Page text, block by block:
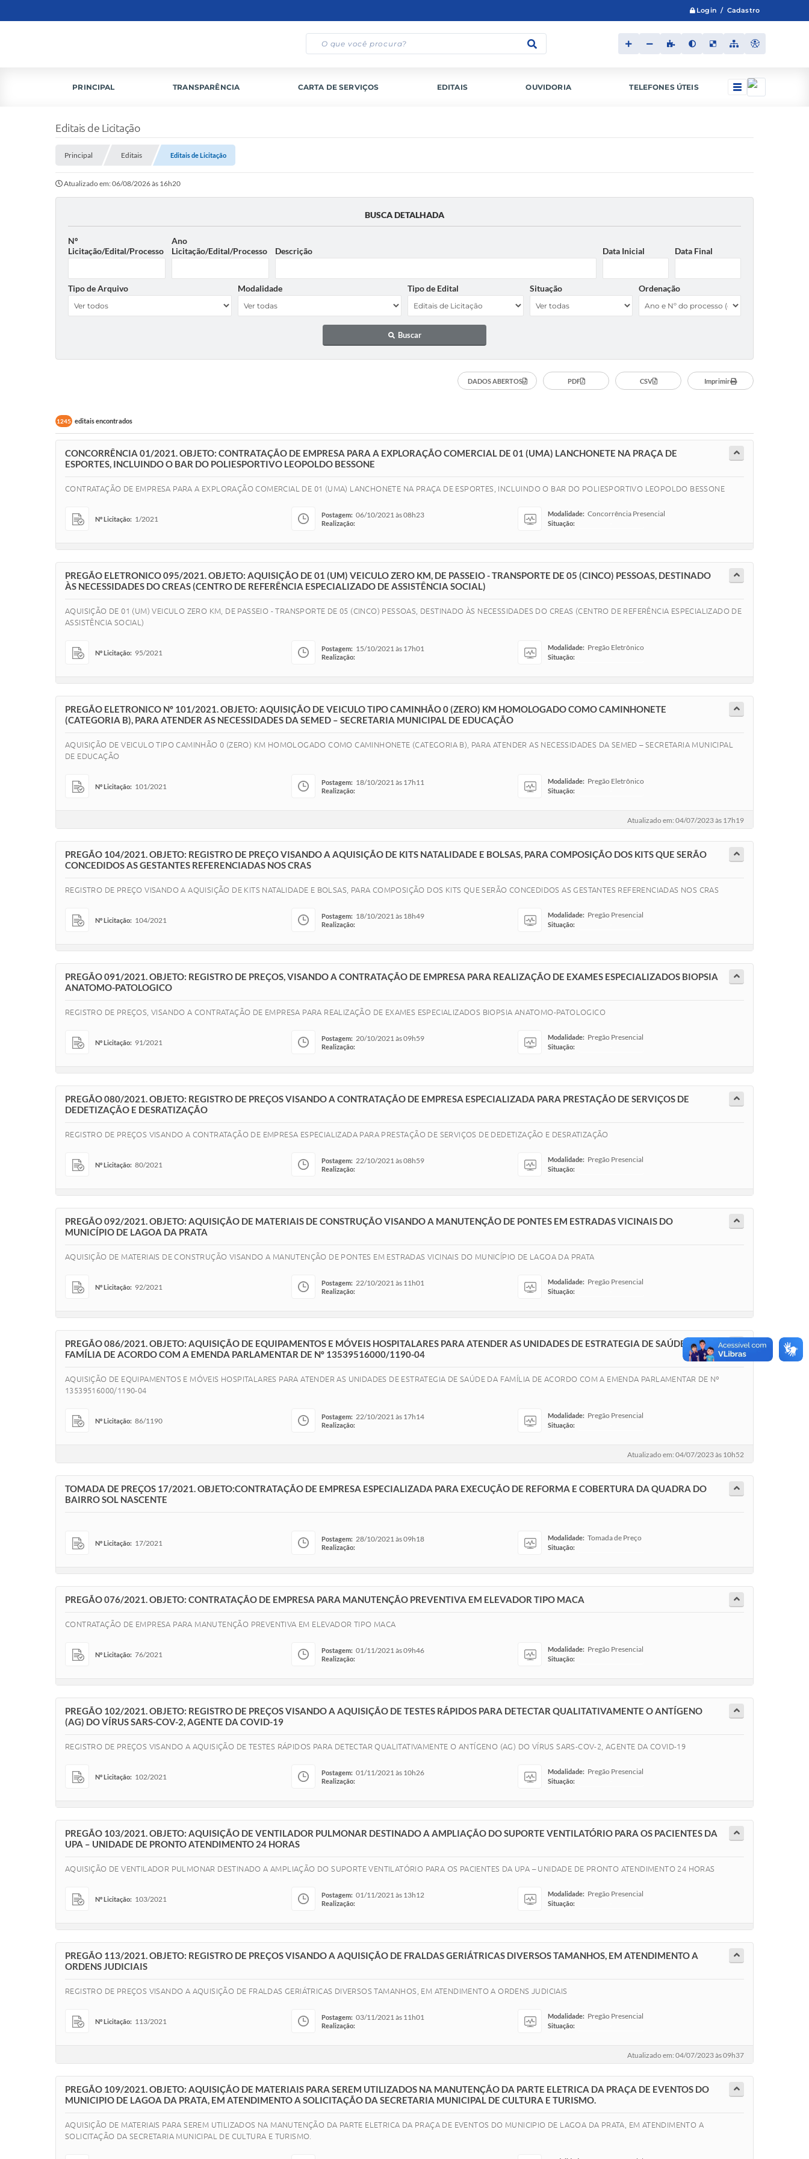
Login / Cadastro
PRINCIPAL TRANSPARÊNCIA CARTA DE SERVIÇOS EDITAIS OUVIDORIA TELEFONES ÚTEIS
Editais de Licitação
Principal Editais Editais de Licitação
Atualizado em: 06/08/2026 às 16h20
BUSCA DETALHADA
Nº
Licitação/Edital/Processo
Ano
Licitação/Edital/Processo
Descrição Data Inicial Data Final
Tipo de Arquivo Modalidade Tipo de Edital Situação Ordenação
Buscar
DADOS ABERTOS PDF CSV Imprimir
1245 editais encontrados
CONCORRÊNCIA 01/2021. OBJETO: CONTRATAÇÃO DE EMPRESA PARA A EXPLORAÇÃO COMERCIAL DE 01 (UMA) LANCHONETE NA PRAÇA DE
ESPORTES, INCLUINDO O BAR DO POLIESPORTIVO LEOPOLDO BESSONE
CONTRATAÇÃO DE EMPRESA PARA A EXPLORAÇÃO COMERCIAL DE 01 (UMA) LANCHONETE NA PRAÇA DE ESPORTES, INCLUINDO O BAR DO POLIESPORTIVO LEOPOLDO BESSONE
Nº Licitação: 1/2021 Postagem: 06/10/2021 às 08h23
Realização:
Modalidade: Concorrência Presencial
Situação:
PREGÃO ELETRONICO 095/2021. OBJETO: AQUISIÇÃO DE 01 (UM) VEICULO ZERO KM, DE PASSEIO - TRANSPORTE DE 05 (CINCO) PESSOAS, DESTINADO
ÀS NECESSIDADES DO CREAS (CENTRO DE REFERÊNCIA ESPECIALIZADO DE ASSISTÊNCIA SOCIAL)
AQUISIÇÃO DE 01 (UM) VEICULO ZERO KM, DE PASSEIO - TRANSPORTE DE 05 (CINCO) PESSOAS, DESTINADO ÀS NECESSIDADES DO CREAS (CENTRO DE REFERÊNCIA ESPECIALIZADO DE
ASSISTÊNCIA SOCIAL)
Nº Licitação: 95/2021 Postagem: 15/10/2021 às 17h01
Realização:
Modalidade: Pregão Eletrônico
Situação:
PREGÃO ELETRONICO Nº 101/2021. OBJETO: AQUISIÇÃO DE VEICULO TIPO CAMINHÃO 0 (ZERO) KM HOMOLOGADO COMO CAMINHONETE
(CATEGORIA B), PARA ATENDER AS NECESSIDADES DA SEMED – SECRETARIA MUNICIPAL DE EDUCAÇÃO
AQUISIÇÃO DE VEICULO TIPO CAMINHÃO 0 (ZERO) KM HOMOLOGADO COMO CAMINHONETE (CATEGORIA B), PARA ATENDER AS NECESSIDADES DA SEMED – SECRETARIA MUNICIPAL
DE EDUCAÇÃO
Nº Licitação: 101/2021 Postagem: 18/10/2021 às 17h11
Realização:
Modalidade: Pregão Eletrônico
Situação:
Atualizado em: 04/07/2023 às 17h19
PREGÃO 104/2021. OBJETO: REGISTRO DE PREÇO VISANDO A AQUISIÇÃO DE KITS NATALIDADE E BOLSAS, PARA COMPOSIÇÃO DOS KITS QUE SERÃO
CONCEDIDOS AS GESTANTES REFERENCIADAS NOS CRAS
REGISTRO DE PREÇO VISANDO A AQUISIÇÃO DE KITS NATALIDADE E BOLSAS, PARA COMPOSIÇÃO DOS KITS QUE SERÃO CONCEDIDOS AS GESTANTES REFERENCIADAS NOS CRAS
Nº Licitação: 104/2021 Postagem: 18/10/2021 às 18h49
Realização:
Modalidade: Pregão Presencial
Situação:
PREGÃO 091/2021. OBJETO: REGISTRO DE PREÇOS, VISANDO A CONTRATAÇÃO DE EMPRESA PARA REALIZAÇÃO DE EXAMES ESPECIALIZADOS BIOPSIA
ANATOMO-PATOLOGICO
REGISTRO DE PREÇOS, VISANDO A CONTRATAÇÃO DE EMPRESA PARA REALIZAÇÃO DE EXAMES ESPECIALIZADOS BIOPSIA ANATOMO-PATOLOGICO
Nº Licitação: 91/2021 Postagem: 20/10/2021 às 09h59
Realização:
Modalidade: Pregão Presencial
Situação:
PREGÃO 080/2021. OBJETO: REGISTRO DE PREÇOS VISANDO A CONTRATAÇÃO DE EMPRESA ESPECIALIZADA PARA PRESTAÇÃO DE SERVIÇOS DE
DEDETIZAÇÃO E DESRATIZAÇÃO
REGISTRO DE PREÇOS VISANDO A CONTRATAÇÃO DE EMPRESA ESPECIALIZADA PARA PRESTAÇÃO DE SERVIÇOS DE DEDETIZAÇÃO E DESRATIZAÇÃO
Nº Licitação: 80/2021 Postagem: 22/10/2021 às 08h59
Realização:
Modalidade: Pregão Presencial
Situação:
PREGÃO 092/2021. OBJETO: AQUISIÇÃO DE MATERIAIS DE CONSTRUÇÃO VISANDO A MANUTENÇÃO DE PONTES EM ESTRADAS VICINAIS DO
MUNICÍPIO DE LAGOA DA PRATA
AQUISIÇÃO DE MATERIAIS DE CONSTRUÇÃO VISANDO A MANUTENÇÃO DE PONTES EM ESTRADAS VICINAIS DO MUNICÍPIO DE LAGOA DA PRATA
Nº Licitação: 92/2021 Postagem: 22/10/2021 às 11h01
Realização:
Modalidade: Pregão Presencial
Situação:
PREGÃO 086/2021. OBJETO: AQUISIÇÃO DE EQUIPAMENTOS E MÓVEIS HOSPITALARES PARA ATENDER AS UNIDADES DE ESTRATEGIA DE SAÚDE DA
FAMÍLIA DE ACORDO COM A EMENDA PARLAMENTAR DE Nº 13539516000/1190-04
AQUISIÇÃO DE EQUIPAMENTOS E MÓVEIS HOSPITALARES PARA ATENDER AS UNIDADES DE ESTRATEGIA DE SAÚDE DA FAMÍLIA DE ACORDO COM A EMENDA PARLAMENTAR DE Nº
13539516000/1190-04
Nº Licitação: 86/1190 Postagem: 22/10/2021 às 17h14
Realização:
Modalidade: Pregão Presencial
Situação:
Atualizado em: 04/07/2023 às 10h52
TOMADA DE PREÇOS 17/2021. OBJETO:CONTRATAÇÃO DE EMPRESA ESPECIALIZADA PARA EXECUÇÃO DE REFORMA E COBERTURA DA QUADRA DO
BAIRRO SOL NASCENTE
Nº Licitação: 17/2021 Postagem: 28/10/2021 às 09h18
Realização:
Modalidade: Tomada de Preço
Situação:
PREGÃO 076/2021. OBJETO: CONTRATAÇÃO DE EMPRESA PARA MANUTENÇÃO PREVENTIVA EM ELEVADOR TIPO MACA
CONTRATAÇÃO DE EMPRESA PARA MANUTENÇÃO PREVENTIVA EM ELEVADOR TIPO MACA
Nº Licitação: 76/2021 Postagem: 01/11/2021 às 09h46
Realização:
Modalidade: Pregão Presencial
Situação:
PREGÃO 102/2021. OBJETO: REGISTRO DE PREÇOS VISANDO A AQUISIÇÃO DE TESTES RÁPIDOS PARA DETECTAR QUALITATIVAMENTE O ANTÍGENO
(AG) DO VÍRUS SARS-COV-2, AGENTE DA COVID-19
REGISTRO DE PREÇOS VISANDO A AQUISIÇÃO DE TESTES RÁPIDOS PARA DETECTAR QUALITATIVAMENTE O ANTÍGENO (AG) DO VÍRUS SARS-COV-2, AGENTE DA COVID-19
Nº Licitação: 102/2021 Postagem: 01/11/2021 às 10h26
Realização:
Modalidade: Pregão Presencial
Situação:
PREGÃO 103/2021. OBJETO: AQUISIÇÃO DE VENTILADOR PULMONAR DESTINADO A AMPLIAÇÃO DO SUPORTE VENTILATÓRIO PARA OS PACIENTES DA
UPA – UNIDADE DE PRONTO ATENDIMENTO 24 HORAS
AQUISIÇÃO DE VENTILADOR PULMONAR DESTINADO A AMPLIAÇÃO DO SUPORTE VENTILATÓRIO PARA OS PACIENTES DA UPA – UNIDADE DE PRONTO ATENDIMENTO 24 HORAS
Nº Licitação: 103/2021 Postagem: 01/11/2021 às 13h12
Realização:
Modalidade: Pregão Presencial
Situação:
PREGÃO 113/2021. OBJETO: REGISTRO DE PREÇOS VISANDO A AQUISIÇÃO DE FRALDAS GERIÁTRICAS DIVERSOS TAMANHOS, EM ATENDIMENTO A
ORDENS JUDICIAIS
REGISTRO DE PREÇOS VISANDO A AQUISIÇÃO DE FRALDAS GERIÁTRICAS DIVERSOS TAMANHOS, EM ATENDIMENTO A ORDENS JUDICIAIS
Nº Licitação: 113/2021 Postagem: 03/11/2021 às 11h01
Realização:
Modalidade: Pregão Presencial
Situação:
Atualizado em: 04/07/2023 às 09h37
PREGÃO 109/2021. OBJETO: AQUISIÇÃO DE MATERIAIS PARA SEREM UTILIZADOS NA MANUTENÇÃO DA PARTE ELETRICA DA PRAÇA DE EVENTOS DO
MUNICIPIO DE LAGOA DA PRATA, EM ATENDIMENTO A SOLICITAÇÃO DA SECRETARIA MUNICIPAL DE CULTURA E TURISMO.
AQUISIÇÃO DE MATERIAIS PARA SEREM UTILIZADOS NA MANUTENÇÃO DA PARTE ELETRICA DA PRAÇA DE EVENTOS DO MUNICIPIO DE LAGOA DA PRATA, EM ATENDIMENTO A
SOLICITAÇÃO DA SECRETARIA MUNICIPAL DE CULTURA E TURISMO.